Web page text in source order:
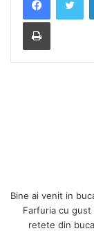
Bine ai venit in
Farfuria cu
retete din